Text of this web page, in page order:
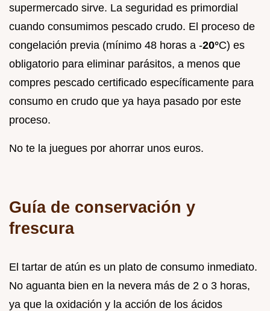
supermercado sirve. La seguridad es primordial
cuando consumimos pescado crudo. El proceso de
congelación previa (mínimo 48 horas a -20°C) es
obligatorio para eliminar parásitos, a menos que
compres pescado certificado específicamente para
consumo en crudo que ya haya pasado por este
proceso.
No te la juegues por ahorrar unos euros.
Guía de conservación y
frescura
El tartar de atún es un plato de consumo inmediato.
No aguanta bien en la nevera más de 2 o 3 horas,
ya que la oxidación y la acción de los ácidos